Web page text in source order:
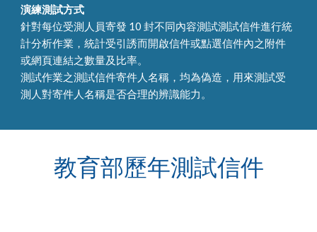
演練測試方式
針對每位受測人員寄發 10 封不同內容測試測試信件進行統
計分析作業，統計受引誘而開啟信件或點選信件內之附件
或網頁連結之數量及比率。
測試作業之測試信件寄件人名稱，均為偽造，用來測試受
測人對寄件人名稱是否合理的辨識能力。
教育部歷年測試信件